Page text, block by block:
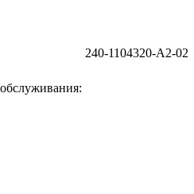
240-1104320-А2-02